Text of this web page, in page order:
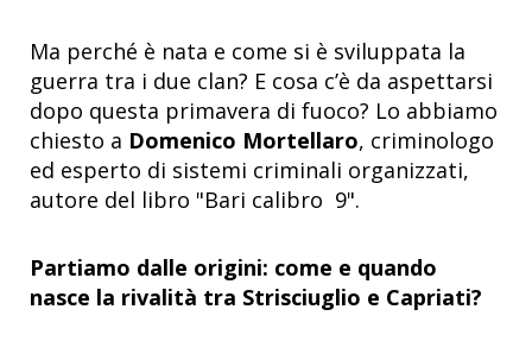
Ma perché è nata e come si è sviluppata la
guerra tra i due clan? E cosa c’è da aspettarsi
dopo questa primavera di fuoco? Lo abbiamo
chiesto a Domenico Mortellaro, criminologo
ed esperto di sistemi criminali organizzati,
autore del libro "Bari calibro 9".
Partiamo dalle origini: come e quando
nasce la rivalità tra Strisciuglio e Capriati?